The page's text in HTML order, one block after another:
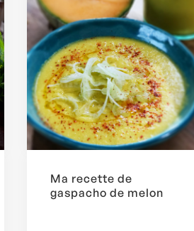
Ma recette de
gaspacho de melon